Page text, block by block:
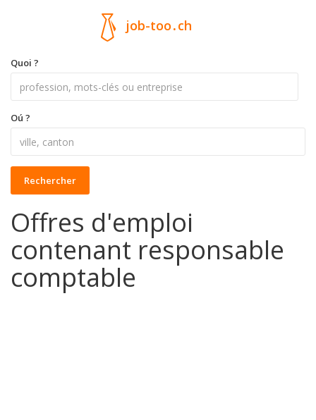
job-too.ch
Quoi ?
Oú ?
Rechercher
Offres d'emploi
contenant responsable
comptable